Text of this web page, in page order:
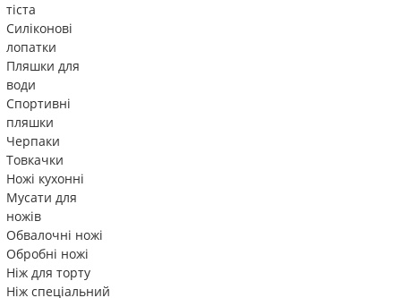
тіста
Силіконові
лопатки
Пляшки для
води
Спортивні
пляшки
Черпаки
Товкачки
Ножі кухонні
Мусати для
ножів
Обвалочні ножі
Обробні ножі
Ніж для торту
Ніж спеціальний